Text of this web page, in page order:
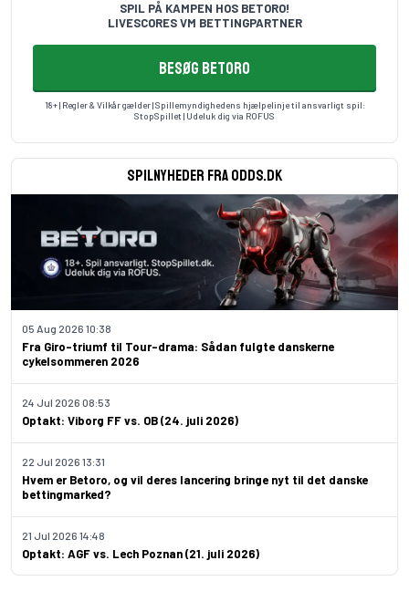
SPIL PÅ KAMPEN HOS BETORO!
LIVESCORES VM BETTINGPARTNER
BESØG BETORO
18+ | Regler & Vilkår gælder | Spillemyndighedens hjælpelinje til ansvarligt spil:
StopSpillet | Udeluk dig via ROFUS
Spilnyheder fra odds.dk
Fra Giro-triumf til Tour-drama: Sådan fulgte danskerne
cykelsommeren 2026
05 Aug 2026 10:38
Optakt: Viborg FF vs. OB (24. juli 2026)
24 Jul 2026 08:53
Hvem er Betoro, og vil deres lancering bringe nyt til det danske
bettingmarked?
22 Jul 2026 13:31
Optakt: AGF vs. Lech Poznan (21. juli 2026)
21 Jul 2026 14:48